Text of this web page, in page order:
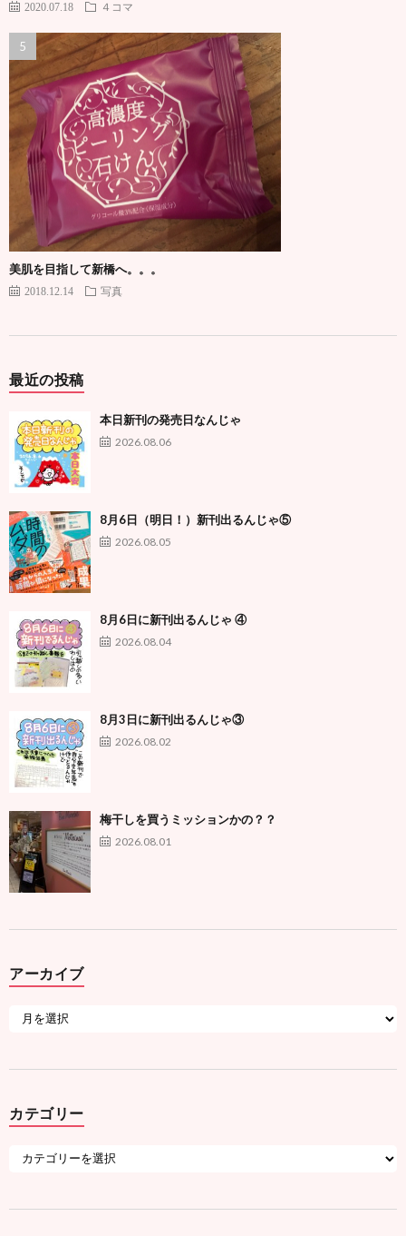
2020.07.18 ４コマ
美肌を目指して新橋へ。。。
2018.12.14 写真
最近の投稿
本日新刊の発売日なんじゃ
2026.08.06
8月6日（明日！）新刊出るんじゃ⑤
2026.08.05
8月6日に新刊出るんじゃ ④
2026.08.04
8月3日に新刊出るんじゃ③
2026.08.02
梅干しを買うミッションかの？？
2026.08.01
アーカイブ
カテゴリー